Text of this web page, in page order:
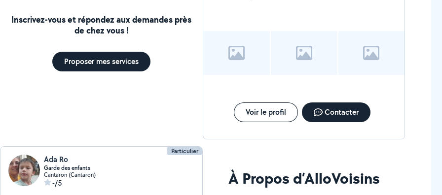
Inscrivez-vous et répondez aux demandes près
de chez vous !
Proposer mes services
Voir le profil Contacter
Particulier
Ada Ro
Garde des enfants
Cantaron (Cantaron)
-/5 À Propos d’AlloVoisins